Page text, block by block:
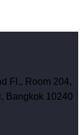
Fl., Room 204,
Bangkok 10240